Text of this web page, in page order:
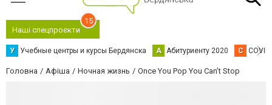
Наші спецпроєкти
15
У Учебные центры и курсы Бердянска А Абитуриенту 2020 C
Головна Афіша Ночная жизнь Once You Pop You Can’t Stop